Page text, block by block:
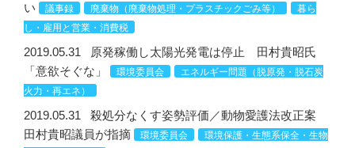
い
議事録 廃棄物（廃棄物処理・プラスチックごみ等）
暮ら
し・雇用と営業・消費税
2019.05.31
原発稼働し太陽光発電は停止 田村貴昭氏
「意欲そぐな」
環境委員会
エネルギー問題（脱原発・脱石炭
火力・再エネ）
2019.05.31
殺処分なくす姿勢評価／動物愛護法改正案
田村貴昭議員が指摘
環境委員会
環境保護・生態系保全・生物